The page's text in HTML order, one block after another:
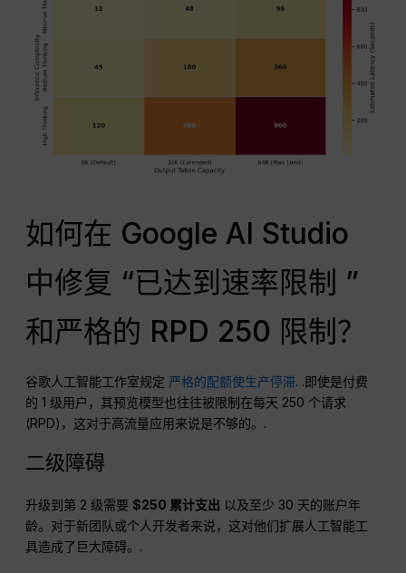
如何在 Google AI Studio
中修复 “已达到速率限制 ”
和严格的 RPD 250 限制？
谷歌人工智能工作室规定 严格的配额使生产停滞. .即使是付费
的 1 级用户，其预览模型也往往被限制在每天 250 个请求
(RPD)，这对于高流量应用来说是不够的。.
二级障碍
升级到第 2 级需要$250 累计支出 以及至少 30 天的账户年
龄。对于新团队或个人开发者来说，这对他们扩展人工智能工
具造成了巨大障碍。.